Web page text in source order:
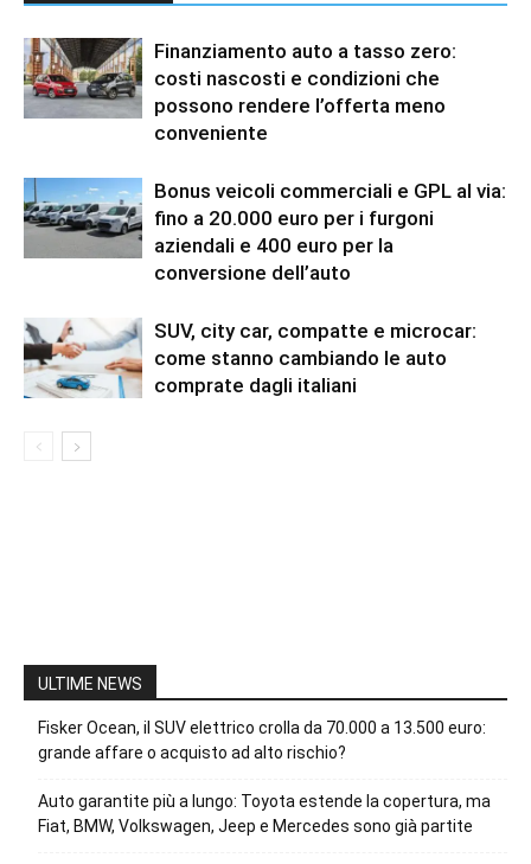
Finanziamento auto a tasso zero:
costi nascosti e condizioni che
possono rendere l’offerta meno
conveniente
Bonus veicoli commerciali e GPL al via:
fino a 20.000 euro per i furgoni
aziendali e 400 euro per la
conversione dell’auto
SUV, city car, compatte e microcar:
come stanno cambiando le auto
comprate dagli italiani
ULTIME NEWS
Fisker Ocean, il SUV elettrico crolla da 70.000 a 13.500 euro:
grande affare o acquisto ad alto rischio?
Auto garantite più a lungo: Toyota estende la copertura, ma
Fiat, BMW, Volkswagen, Jeep e Mercedes sono già partite